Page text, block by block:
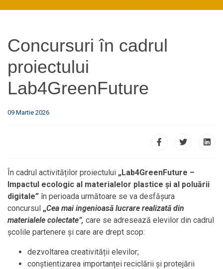
Concursuri în cadrul
proiectului
Lab4GreenFuture
09 Martie 2026
În cadrul activităților proiectului „Lab4GreenFuture –
Impactul ecologic al materialelor plastice și al poluării
digitale” în perioada următoare se va desfășura
concursul „Cea mai ingenioasă lucrare realizată din
materialele colectate”, care se adresează elevilor din cadrul
școlile partenere și care are drept scop:
dezvoltarea creativității elevilor;
conștientizarea importanței reciclării și protejării